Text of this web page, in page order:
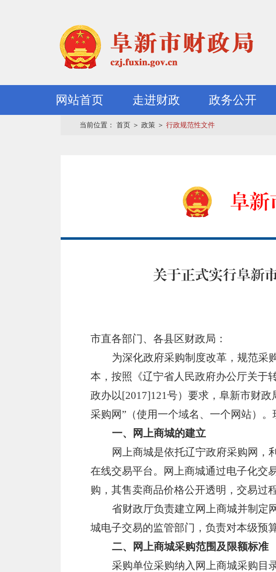
网站首页 走进财政 政务公开
当前位置： 首页 ＞ 政策 ＞ 行政规范性文件
阜新
关于正式实行阜新
市直各部门、各县区财政局：
为深化政府采购制度改革，规范采
本，按照《辽宁省人民政府办公厅关于
政办以[2017]121号）要求，阜新市财
采购网”（使用一个域名、一个网站）
一、网上商城的建立
网上商城是依托辽宁政府采购网，
在线交易平台。网上商城通过电子化交
购，其售卖商品价格公开透明，交易过
省财政厅负责建立网上商城并制定
城电子交易的监管部门，负责对本级预
二、网上商城采购范围及限额标准
采购单位采购纳入网上商城采购目